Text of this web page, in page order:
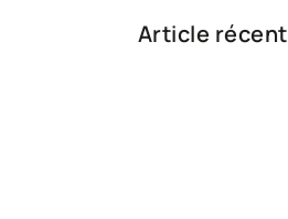
Article récent